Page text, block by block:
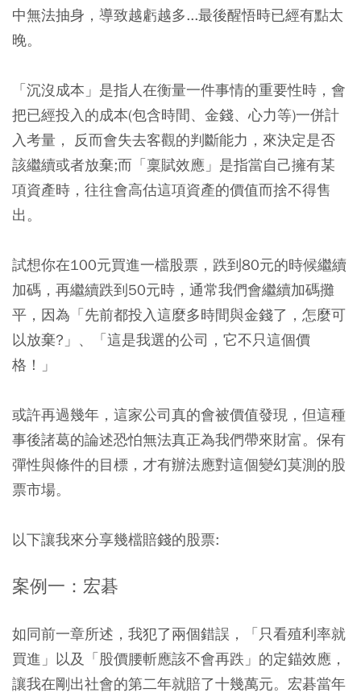
中無法抽身，導致越虧越多...最後醒悟時已經有點太
晚。
「沉沒成本」是指人在衡量一件事情的重要性時，會
把已經投入的成本(包含時間、金錢、心力等)一併計
入考量， 反而會失去客觀的判斷能力，來決定是否
該繼續或者放棄;而「稟賦效應」是指當自己擁有某
項資產時，往往會高估這項資產的價值而捨不得售
出。
試想你在100元買進一檔股票，跌到80元的時候繼續
加碼，再繼續跌到50元時，通常我們會繼續加碼攤
平，因為「先前都投入這麼多時間與金錢了，怎麼可
以放棄?」、「這是我選的公司，它不只這個價
格！」
或許再過幾年，這家公司真的會被價值發現，但這種
事後諸葛的論述恐怕無法真正為我們帶來財富。保有
彈性與條件的目標，才有辦法應對這個變幻莫測的股
票市場。
以下讓我來分享幾檔賠錢的股票:
案例一：宏碁
如同前一章所述，我犯了兩個錯誤，「只看殖利率就
買進」以及「股價腰斬應該不會再跌」的定錨效應，
讓我在剛出社會的第二年就賠了十幾萬元。宏碁當年